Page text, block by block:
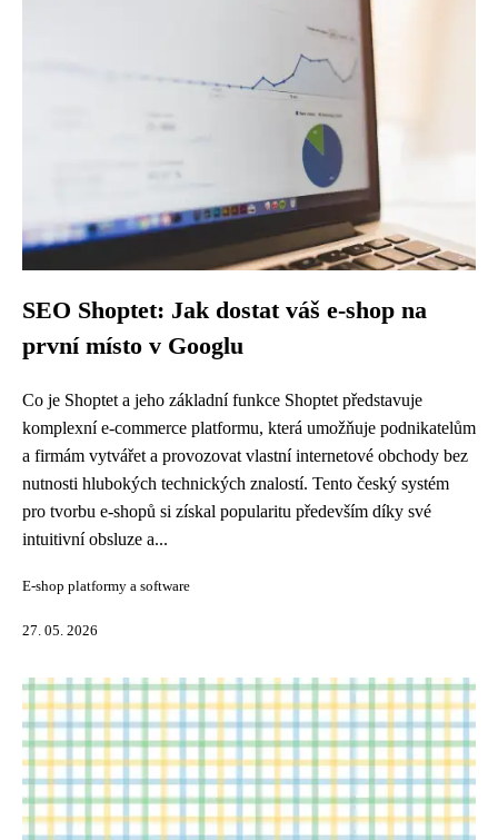
SEO Shoptet: Jak dostat váš e-shop na
první místo v Googlu
Co je Shoptet a jeho základní funkce Shoptet představuje
komplexní e-commerce platformu, která umožňuje podnikatelům
a firmám vytvářet a provozovat vlastní internetové obchody bez
nutnosti hlubokých technických znalostí. Tento český systém
pro tvorbu e-shopů si získal popularitu především díky své
intuitivní obsluze a...
E-shop platformy a software
27. 05. 2026